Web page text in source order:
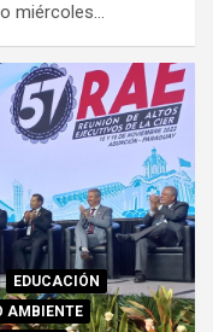
miércoles…
EDUCACIÓN
AMBIENTE